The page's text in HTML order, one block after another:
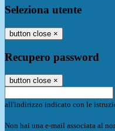
Seleziona utente
button close ×
Recupero password
button close ×
all'indirizzo indicato con le
Non hai una e-mail associata al